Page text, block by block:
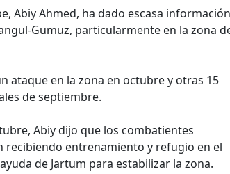
Abiy Ahmed, ha dado escasa información
Gumuz, particularmente en la zona
ataque en la zona en octubre y otras 15
de septiembre.
Abiy dijo que los combatientes
recibiendo entrenamiento y refugio en el
de Jartum para estabilizar la zona.